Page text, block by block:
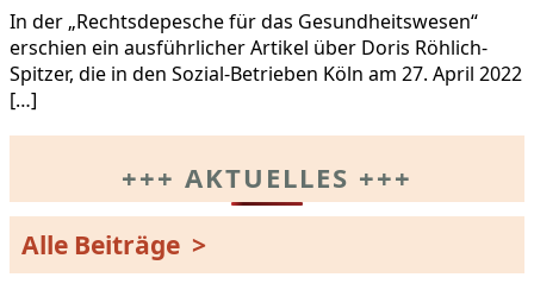
In der „Rechtsdepesche für das Gesundheitswesen“
erschien ein ausführlicher Artikel über Doris Röhlich-
Spitzer, die in den Sozial-Betrieben Köln am 27. April 2022
[…]
+++ AKTUELLES +++
Alle Beiträge >